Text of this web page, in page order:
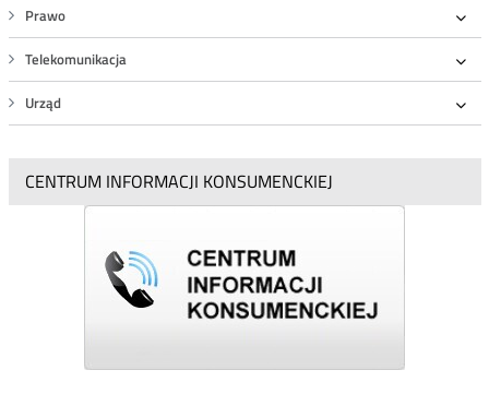
Prawo
Telekomunikacja
Urząd
CENTRUM INFORMACJI KONSUMENCKIEJ